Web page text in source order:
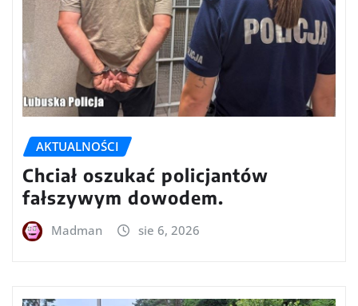
AKTUALNOŚCI
Chciał oszukać policjantów
fałszywym dowodem.
Madman sie 6, 2026